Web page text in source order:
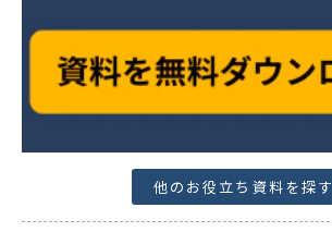
他のお役立ち資料を探す